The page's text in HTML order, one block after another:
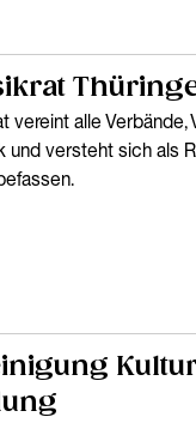
vereint alle Verbände,
und versteht sich als